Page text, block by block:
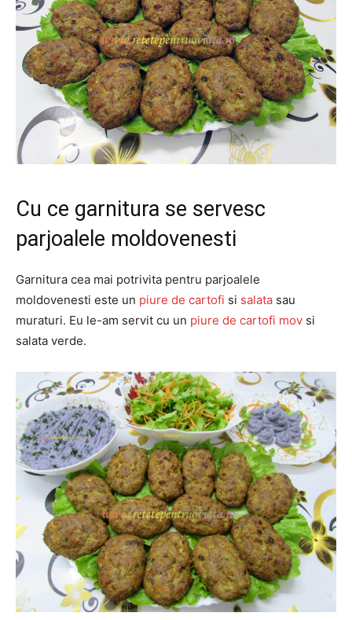
Cu ce garnitura se servesc
parjoalele moldovenesti
Garnitura cea mai potrivita pentru parjoalele
moldovenesti este un piure de cartofi si salata sau
muraturi. Eu le-am servit cu un piure de cartofi mov si
salata verde.